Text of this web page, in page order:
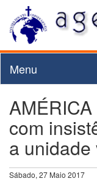
Menu
com
a
Sábado, 27 Maio 2017